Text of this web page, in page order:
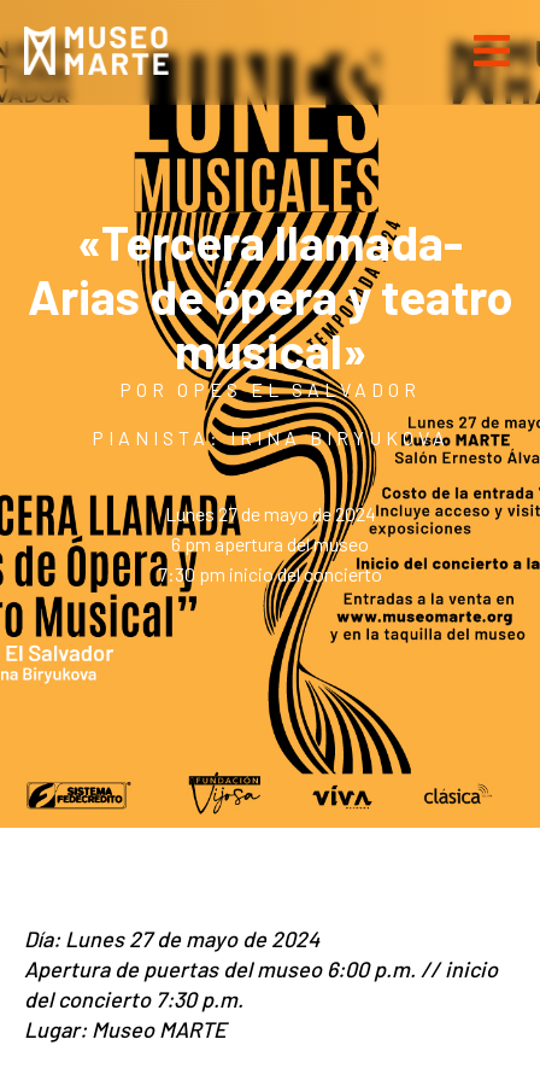
«Tercera llamada-
Arias de ópera y teatro
musical»
POR OPES EL SALVADOR
PIANISTA: IRINA BIRYUKOVA
Lunes 27 de mayo de 2024
6 pm apertura del museo
7:30 pm inicio del concierto
Día: Lunes 27 de mayo de 2024
Apertura de puertas del museo 6:00 p.m. // inicio
del concierto 7:30 p.m.
Lugar: Museo MARTE